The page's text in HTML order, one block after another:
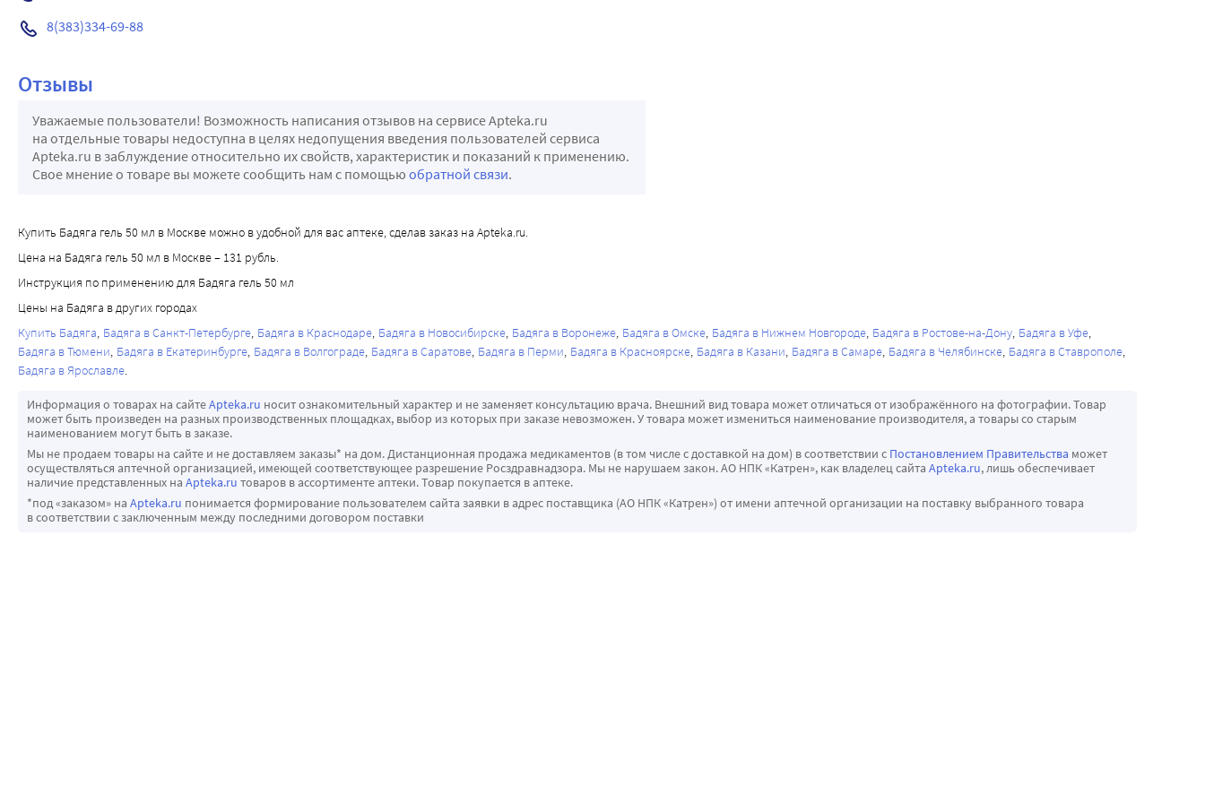
8(383)334-69-88
Отзывы
Уважаемые пользователи! Возможность написания отзывов на сервисе Apteka.ru
на отдельные товары недоступна в целях недопущения введения пользователей сервиса
Apteka.ru в заблуждение относительно их свойств, характеристик и показаний к применению.
Свое мнение о товаре вы можете сообщить нам с помощью обратной связи.
Купить Бадяга гель 50 мл в Москве можно в удобной для вас аптеке, сделав заказ на Apteka.ru.
Цена на Бадяга гель 50 мл в Москве – 131 рубль.
Инструкция по применению для Бадяга гель 50 мл
Цены на Бадяга в других городах
Купить Бадяга Бадяга в Санкт-Петербурге Бадяга в Краснодаре Бадяга в Новосибирске Бадяга в Воронеже Бадяга в Омске Бадяга в Нижнем Новгороде Бадяга в Ростове-на-Дону Бадяга в Уфе
Бадяга в Тюмени Бадяга в Екатеринбурге Бадяга в Волгограде Бадяга в Саратове Бадяга в Перми Бадяга в Красноярске Бадяга в Казани Бадяга в Самаре Бадяга в Челябинске Бадяга в Ставрополе
Бадяга в Ярославле
Информация о товарах на сайтеApteka.ru носит ознакомительный характер и не заменяет консультацию врача. Внешний вид товара может отличаться от изображённого на фотографии. Товар
может быть произведен на разных производственных площадках, выбор из которых при заказе невозможен. У товара может измениться наименование производителя, а товары со старым
наименованием могут быть в заказе.
Мы не продаем товары на сайте и не доставляем заказы* на дом. Дистанционная продажа медикаментов (в том числе с доставкой на дом) в соответствии с Постановлением Правительства может
осуществляться аптечной организацией, имеющей соответствующее разрешение Росздравнадзора. Мы не нарушаем закон. АО НПК «Катрен», как владелец сайта Apteka.ru, лишь обеспечивает
наличие представленных на Apteka.ru товаров в ассортименте аптеки. Товар покупается в аптеке.
*под «заказом» на Apteka.ru понимается формирование пользователем сайта заявки в адрес поставщика (АО НПК «Катрен») от имени аптечной организации на поставку выбранного товара
в соответствии с заключенным между последними договором поставки